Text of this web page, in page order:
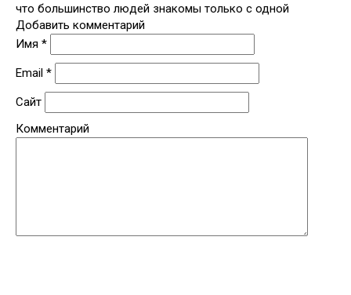
что большинство людей знакомы только с одной
Добавить комментарий
Имя *
Email *
Сайт
Комментарий